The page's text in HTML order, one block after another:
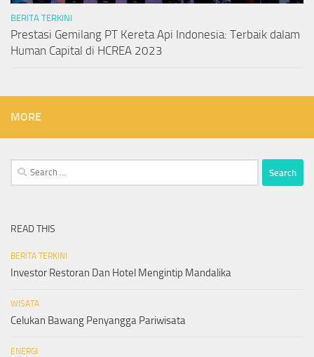
BERITA TERKINI
Prestasi Gemilang PT Kereta Api Indonesia: Terbaik dalam
Human Capital di HCREA 2023
MORE
Search
for:
READ THIS
BERITA TERKINI
Investor Restoran Dan Hotel Mengintip Mandalika
WISATA
Celukan Bawang Penyangga Pariwisata
ENERGI